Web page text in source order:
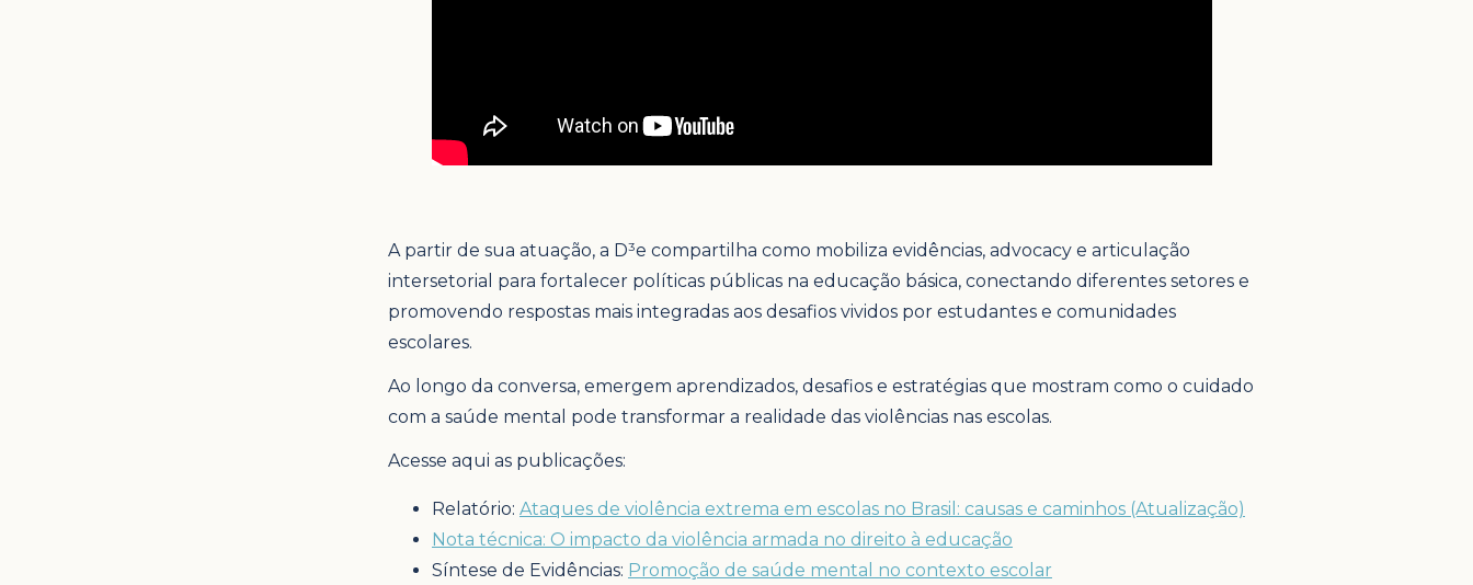
A partir de sua atuação, a D³e compartilha como mobiliza evidências, advocacy e articulação
intersetorial para fortalecer políticas públicas na educação básica, conectando diferentes setores e
promovendo respostas mais integradas aos desafios vividos por estudantes e comunidades
escolares.
Ao longo da conversa, emergem aprendizados, desafios e estratégias que mostram como o cuidado
com a saúde mental pode transformar a realidade das violências nas escolas.
Acesse aqui as publicações:
Relatório: Ataques de violência extrema em escolas no Brasil: causas e caminhos (Atualização)
Nota técnica: O impacto da violência armada no direito à educação
Síntese de Evidências: Promoção de saúde mental no contexto escolar